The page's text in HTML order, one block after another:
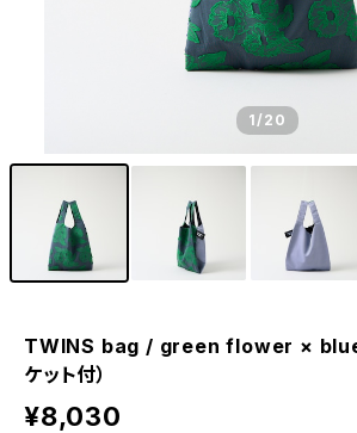
1/20
TWINS bag / green flower ×
ケット付）
¥8,030